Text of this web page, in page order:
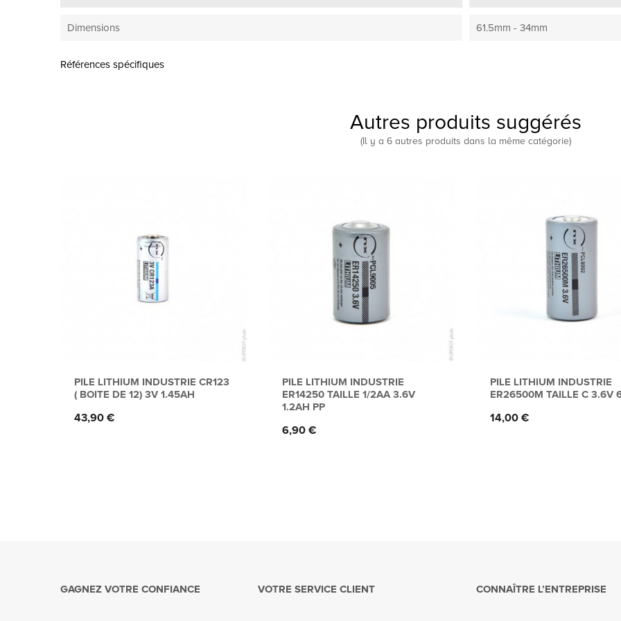
Dimensions 61.5mm - 34mm
Références spécifiques
Autres produits suggérés
(Il y a 6 autres produits dans la même catégorie)
PILE LITHIUM INDUSTRIE CR123
( BOITE DE 12) 3V 1.45AH
Prix
43,90 €
PILE LITHIUM INDUSTRIE
ER14250 TAILLE 1/2AA 3.6V
1.2AH PP
Prix
6,90 €
PILE LITHIUM INDUSTRIE
ER26500M TAILLE C 3.6V
Prix
14,00 €
GAGNEZ VOTRE CONFIANCE VOTRE SERVICE CLIENT CONNAÎTRE L’ENTREPRISE